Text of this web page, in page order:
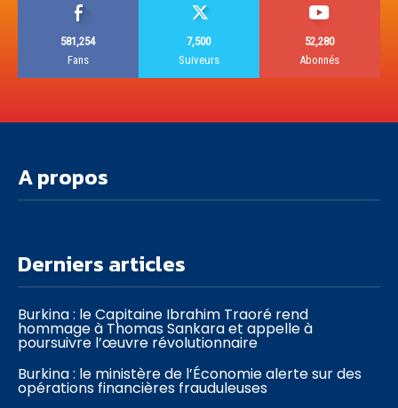
581,254
Fans
7,500
Suiveurs
52,280
Abonnés
A propos
Derniers articles
Burkina : le Capitaine Ibrahim Traoré rend
hommage à Thomas Sankara et appelle à
poursuivre l’œuvre révolutionnaire
Burkina : le ministère de l’Économie alerte sur des
opérations financières frauduleuses